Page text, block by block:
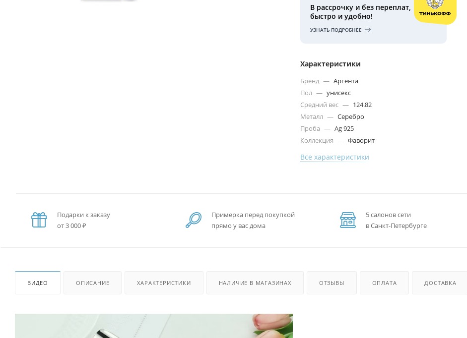
В рассрочку и без переплат,
быстро и удобно!
УЗНАТЬ ПОДРОБНЕЕ
Характеристики
Бренд — Аргента
Пол — унисекс
Средний вес — 124.82
Металл — Серебро
Проба — Ag 925
Коллекция — Фаворит
Все характеристики
Подарки к заказу
от 3 000 ₽
Примерка перед покупкой
прямо у вас дома
5 салонов сети
в Санкт-Петербурге
ВИДЕО ОПИСАНИЕ ХАРАКТЕРИСТИКИ НАЛИЧИЕ В МАГАЗИНАХ ОТЗЫВЫ ОПЛАТА ДОСТАВКА